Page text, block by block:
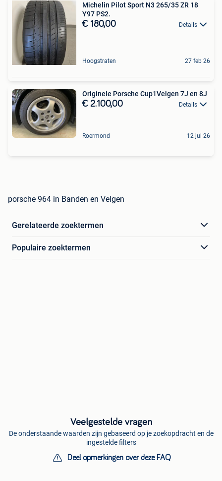
Michelin Pilot Sport N3 265/35 ZR 18
Y97 PS2.
€ 180,00 Details
Hoogstraten 27 feb 26
Originele Porsche Cup1Velgen 7J en 8J
€ 2.100,00 Details
Roermond 12 jul 26
porsche 964 in Banden en Velgen
Gerelateerde zoektermen
Populaire zoektermen
Veelgestelde vragen
De onderstaande waarden zijn gebaseerd op je zoekopdracht en de
ingestelde filters
Deel opmerkingen over deze FAQ